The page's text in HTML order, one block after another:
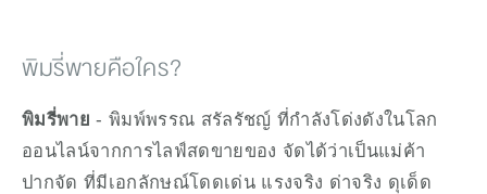
พิมรี่พายคือใคร?
พิมรี่พาย - พิมพ์พรรณ สรัลรัชญ์ ที่กำลังโด่งดังในโลก
ออนไลน์จากการไลฟ์สดขายของ จัดได้ว่าเป็นแม่ค้า
ปากจัด ที่มีเอกลักษณ์โดดเด่น แรงจริง ด่าจริง ดุเด็ด